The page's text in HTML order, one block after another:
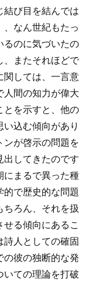
結び目を結んでは
、なん世紀もたっ
るのに気づいたの
、またそれほどで
関しては、一言意
人間の知力が偉大
とを示すと、他の
込む傾向があり
ンが啓示の問題を
出してきたのです
にまるで異った種
的で歴史的な問題
ちろん、それを扱
る傾向にあるこ
人としての確固
の彼の独断的な発
いての理論を打破